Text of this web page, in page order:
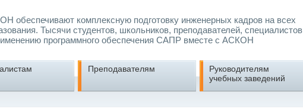
обеспечивают комплексную подготовку инженерных кадров на всех
Тысячи студентов, школьников, преподавателей, специалистов
программного обеспечения САПР вместе с АСКОН
Преподавателям
Руководителям
учебных заведений